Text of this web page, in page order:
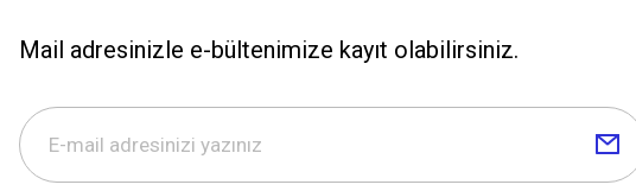
Mail adresinizle e-bültenimize kayıt olabilirsiniz.